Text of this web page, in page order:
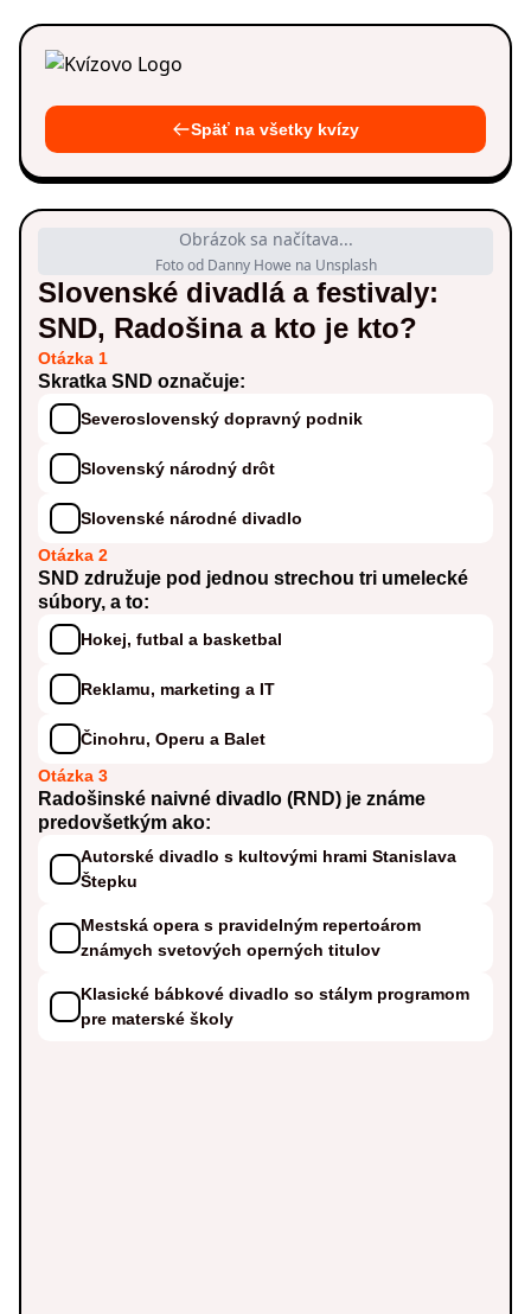
Späť na všetky kvízy
Obrázok sa načítava...
Foto od Danny Howe na Unsplash
Slovenské divadlá a festivaly:
SND, Radošina a kto je kto?
Otázka 1
Skratka SND označuje:
Severoslovenský dopravný podnik
Slovenský národný drôt
Slovenské národné divadlo
Otázka 2
SND združuje pod jednou strechou tri umelecké
súbory, a to:
Hokej, futbal a basketbal
Reklamu, marketing a IT
Činohru, Operu a Balet
Otázka 3
Radošinské naivné divadlo (RND) je známe
predovšetkým ako:
Autorské divadlo s kultovými hrami Stanislava
Štepku
Mestská opera s pravidelným repertoárom
známych svetových operných titulov
Klasické bábkové divadlo so stálym programom
pre materské školy